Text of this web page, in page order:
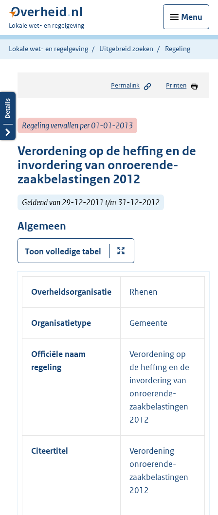
Menu
U
bent
hier:
Lokale wet- en regelgeving
Lokale wet- en regelgeving Uitgebreid zoeken Regeling
Permalink Printen
Regeling vervallen per 01-01-2013
Verordening op de heffing en de
invordering van onroerende-
zaakbelastingen 2012
Geldend van 29-12-2011 t/m 31-12-2012
Algemeen
Toon volledige tabel
Overheidsorganisatie Rhenen
Organisatietype Gemeente
Officiële naam
regeling
Verordening op
de heffing en de
invordering van
onroerende-
zaakbelastingen
2012
Citeertitel
Verordening
onroerende-
zaakbelastingen
2012